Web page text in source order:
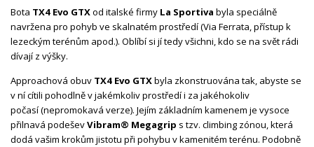
Bota TX4 Evo GTXod italské firmy La Sportiva byla speciálně
navržena pro pohyb ve skalnatém prostředí (Via Ferrata, přístup k
lezeckým terénům apod.). Oblíbí si jí tedy všichni, kdo se na svět rádi
dívají z výšky.
Approachová obuv TX4 Evo GTXbyla zkonstruována tak, abyste se
v ní cítili pohodlně v jakémkoliv prostředí i za jakéhokoliv
počasí (nepromokavá verze). Jejím základním kamenem je vysoce
přilnavá podeševVibram® Megagrip s tzv. climbing zónou, která
dodá vašim krokům jistotu při pohybu v kamenitém terénu. Podobně